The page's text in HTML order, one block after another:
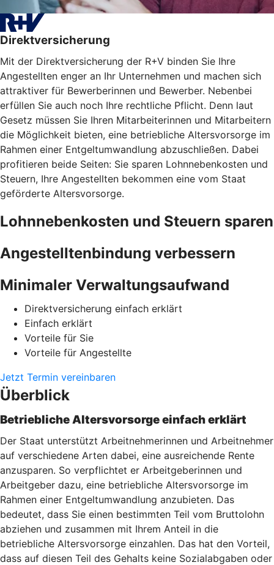
Direktversicherung
Mit der Direktversicherung der R+V binden Sie Ihre
Angestellten enger an Ihr Unternehmen und machen sich
attraktiver für Bewerberinnen und Bewerber. Nebenbei
erfüllen Sie auch noch Ihre rechtliche Pflicht. Denn laut
Gesetz müssen Sie Ihren Mitarbeiterinnen und Mitarbeitern
die Möglichkeit bieten, eine betriebliche Altersvorsorge im
Rahmen einer Entgeltumwandlung abzuschließen. Dabei
profitieren beide Seiten: Sie sparen Lohnnebenkosten und
Steuern, Ihre Angestellten bekommen eine vom Staat
geförderte Altersvorsorge.
Lohnnebenkosten und Steuern sparen
Angestelltenbindung verbessern
Minimaler Verwaltungsaufwand
Direktversicherung einfach erklärt
Einfach erklärt
Vorteile für Sie
Vorteile für Angestellte
Jetzt Termin vereinbaren
Überblick
Betriebliche Altersvorsorge einfach erklärt
Der Staat unterstützt Arbeitnehmerinnen und Arbeitnehmer
auf verschiedene Arten dabei, eine ausreichende Rente
anzusparen. So verpflichtet er Arbeitgeberinnen und
Arbeitgeber dazu, eine betriebliche Altersvorsorge im
Rahmen einer Entgeltumwandlung anzubieten. Das
bedeutet, dass Sie einen bestimmten Teil vom Bruttolohn
abziehen und zusammen mit Ihrem Anteil in die
betriebliche Altersvorsorge einzahlen. Das hat den Vorteil,
dass auf diesen Teil des Gehalts keine Sozialabgaben oder